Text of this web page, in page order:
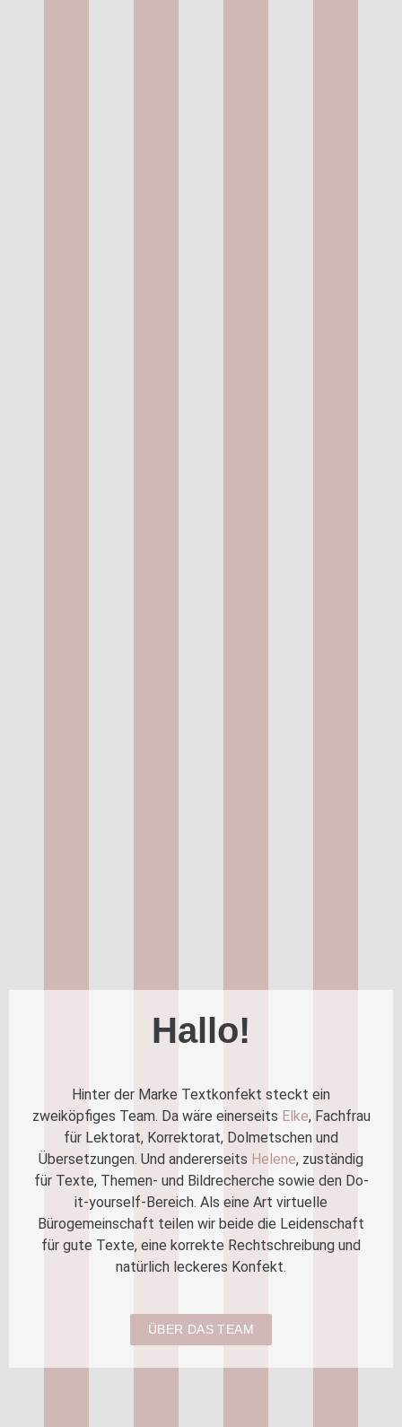
Hallo!
Hinter der Marke Textkonfekt steckt ein
zweiköpfiges Team. Da wäre einerseits Elke, Fachfrau
für Lektorat, Korrektorat, Dolmetschen und
Übersetzungen. Und andererseits Helene, zuständig
für Texte, Themen- und Bildrecherche sowie den Do-
it-yourself-Bereich. Als eine Art virtuelle
Bürogemeinschaft teilen wir beide die Leidenschaft
für gute Texte, eine korrekte Rechtschreibung und
natürlich leckeres Konfekt.
ÜBER DAS TEAM